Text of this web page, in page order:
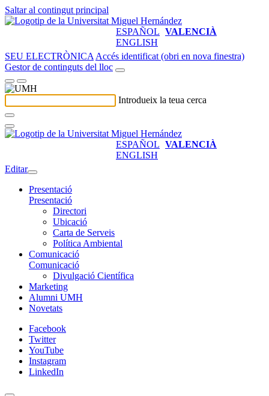
Saltar al contingut principal
ESPAÑOL VALENCIÀ
ENGLISH
SEU ELECTRÒNICA Accés identificat (obri en nova finestra)
Gestor de continguts del lloc
Introdueix la teua cerca
ESPAÑOL VALENCIÀ
ENGLISH
Editar
Presentació
Presentació
Directori
Ubicació
Carta de Serveis
Política Ambiental
Comunicació
Comunicació
Divulgació Científica
Marketing
Alumni UMH
Novetats
Facebook
Twitter
YouTube
Instagram
LinkedIn